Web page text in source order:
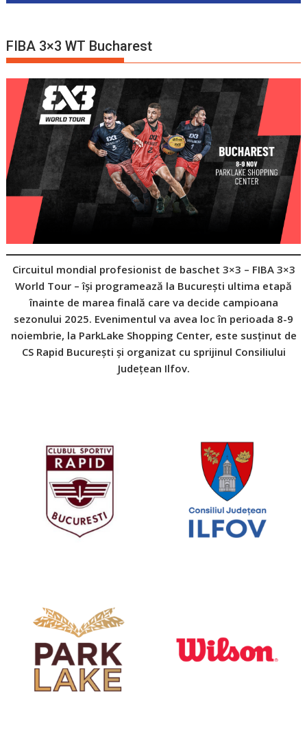
FIBA 3×3 WT Bucharest
Circuitul mondial profesionist de baschet 3×3 – FIBA 3×3
World Tour – își programează la București ultima etapă
înainte de marea finală care va decide campioana
sezonului 2025. Evenimentul va avea loc în perioada 8-9
noiembrie, la ParkLake Shopping Center, este susținut de
CS Rapid București și organizat cu sprijinul Consiliului
Județean Ilfov.